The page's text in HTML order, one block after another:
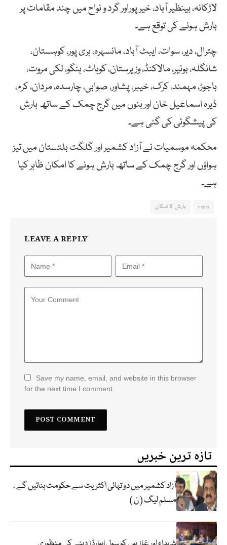
لاڑکانہ، بینظیر آباد، خیرپوراور گرد و نواح میں چند مقامات پر
بارش ہونے کی توقع ہے۔
چترال، دیر، سوات، ایبٹ آباد، مانسہرہ، ہری پور، کوہستان،
شانگلہ، بونیر، مالاکنڈ، وزیرستان، کوہاٹ، ہنگو، لکی مروت،
باجوڑ، مہمند، کرک، خیبر، پشاور، صوابی، چارسدہ، مردان، کرم،
ڈیرہ اسماعیل خان اور بنوں میں گرج چمک کے ساتھ بارش
کی پیشگوئی کی گئی ہے۔
محکمہ موسمیات نے آزاد کشمیر اور گلگت بلتستان میں تیز
ہواؤں اور گرج چمک کے ساتھ بارش ہونے کا امکان ظاہر کیا
ہے۔
rain بارش کا امکان
LEAVE A REPLY
Save my name, email, and website in this browser
for the next time I comment.
تازہ ترین خبریں
آزاد کشمیر میں دو تہائی اکثریت سے حکومت بنائیں گے ،
مسلم لیگ ( ن )